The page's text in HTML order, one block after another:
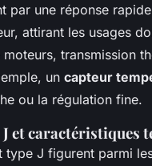
par une réponse
attirant les usages
transmission
un capteur
ou la régulation fine.
et caractéristiques
type J figurent parmi